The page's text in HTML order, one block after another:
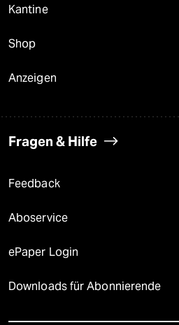
Kantine
Shop
Anzeigen
Fragen & Hilfe
Feedback
Aboservice
ePaper Login
Downloads für Abonnierende